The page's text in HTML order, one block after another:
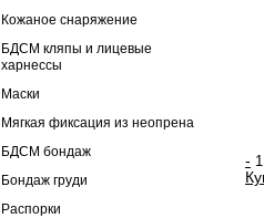
Кожаное снаряжение
БДСМ кляпы и лицевые
харнессы
Маски
Мягкая фиксация из неопрена
БДСМ бондаж
Бондаж груди
Распорки
-